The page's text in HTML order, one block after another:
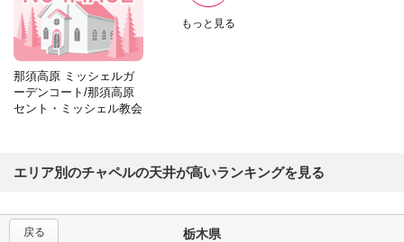
那須高原 ミッシェルガ
ーデンコート/那須高原
セント・ミッシェル教会
もっと見る
エリア別のチャペルの天井が高いランキングを見る
栃木県
戻る